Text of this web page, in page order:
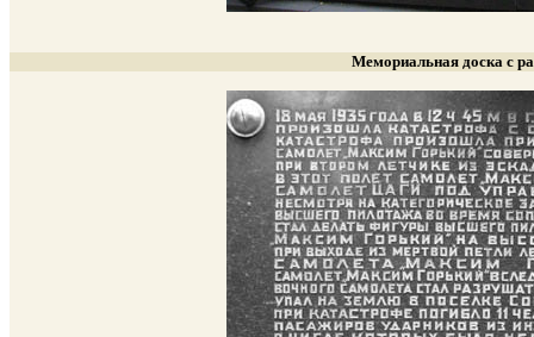
Мемориальная доска с